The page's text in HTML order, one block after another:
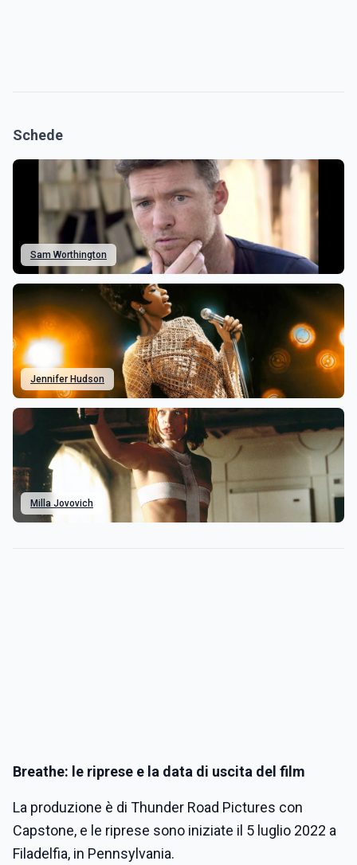
Schede
Sam Worthington
Jennifer Hudson
Milla Jovovich
Breathe: le riprese e la data di uscita del film
La produzione è di Thunder Road Pictures con
Capstone, e le riprese sono iniziate il 5 luglio 2022 a
Filadelfia, in Pennsylvania.